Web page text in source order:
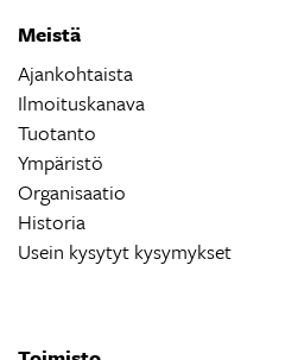
Meistä
Ajankohtaista
Ilmoituskanava
Tuotanto
Ympäristö
Organisaatio
Historia
Usein kysytyt kysymykset